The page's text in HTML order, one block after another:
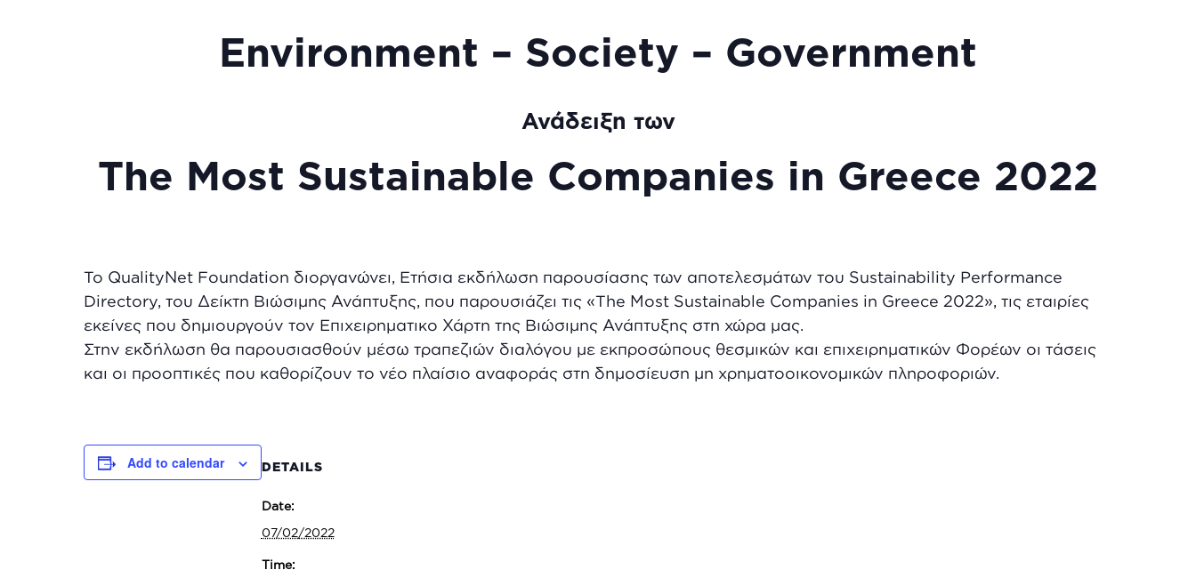
Environment – Society – Government
Ανάδειξη των
The Most Sustainable Companies in Greece 2022
Το QualityNet Foundation διοργανώνει, Ετήσια εκδήλωση παρουσίασης των αποτελεσμάτων του Sustainability Performance
Directory, του Δείκτη Βιώσιμης Ανάπτυξης, που παρουσιάζει τις «The Most Sustainable Companies in Greece 2022», τις εταιρίες
εκείνες που δημιουργούν τον Επιχειρηματικο Χάρτη της Βιώσιμης Ανάπτυξης στη χώρα μας.
Στην εκδήλωση θα παρουσιασθούν μέσω τραπεζιών διαλόγου με εκπροσώπους θεσμικών και επιχειρηματικών Φορέων οι τάσεις
και οι προοπτικές που καθορίζουν το νέο πλαίσιο αναφοράς στη δημοσίευση μη χρηματοοικονομικών πληροφοριών.
Add to calendar DETAILS
Date:
07/02/2022
Time: